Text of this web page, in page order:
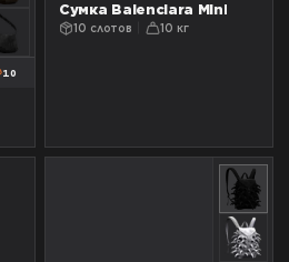
10
Сумка Balenciara Mini
10 слотов 10 кг